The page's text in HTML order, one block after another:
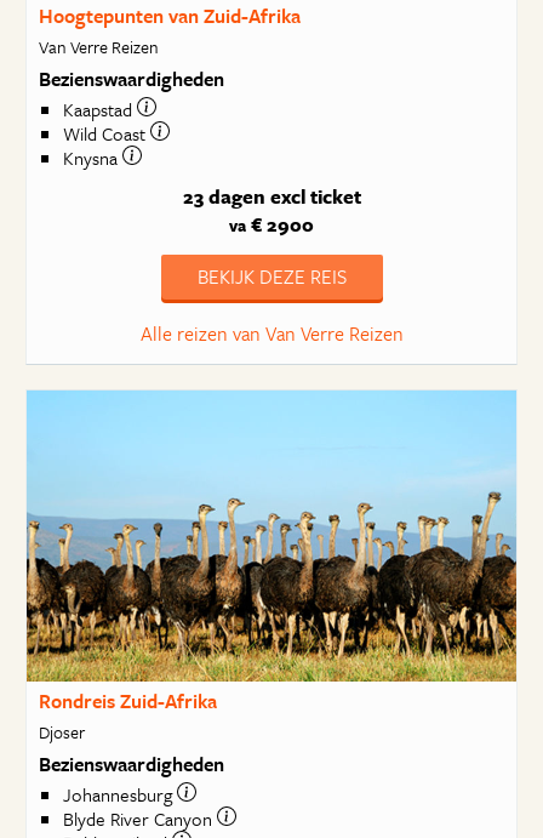
Hoogtepunten van Zuid-Afrika
Van Verre Reizen
Bezienswaardigheden
Kaapstad
Wild Coast
Knysna
23 dagen excl ticket
va € 2900
BEKIJK DEZE REIS
Alle reizen van Van Verre Reizen
Rondreis Zuid-Afrika
Djoser
Bezienswaardigheden
Johannesburg
Blyde River Canyon